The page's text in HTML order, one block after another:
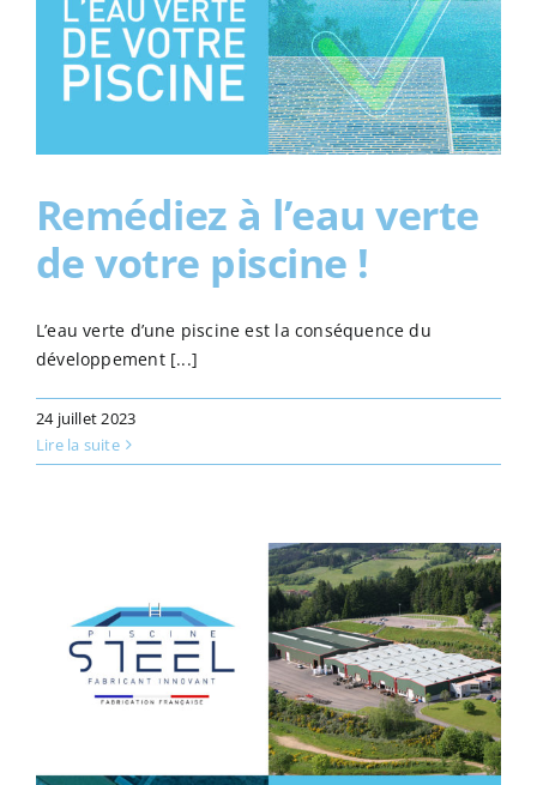
Remédiez à l’eau verte
de votre piscine !
L’eau verte d’une piscine est la conséquence du
développement [...]
24 juillet 2023
Lire la suite